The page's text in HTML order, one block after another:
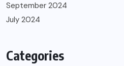
September 2024
July 2024
Categories